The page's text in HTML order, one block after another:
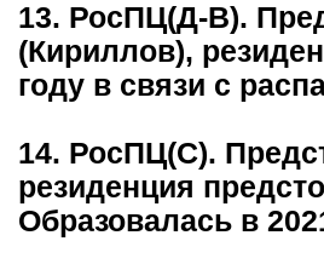
13. РосПЦ(Д-В).
(Кириллов),
году в связи с
14. РосПЦ(С).
резиденция
Образовалась в